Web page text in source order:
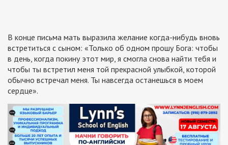
В конце письма мать выразила желание когда-нибудь вновь
встретиться с сыном: «Только об одном прошу Бога: чтобы
в день, когда покину этот мир, я смогла снова найти тебя и
чтобы ты встретил меня той прекрасной улыбкой, которой
обычно встречал меня. Ты навсегда останешься в моем
сердце».